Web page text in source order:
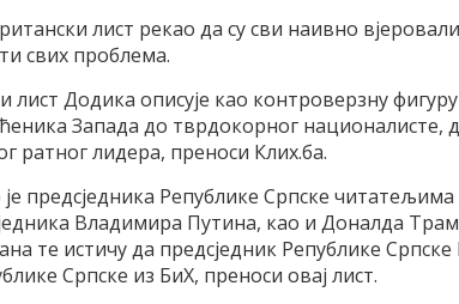
лист рекао да су сви наивно
свих проблема.
лист Додика описује као контроверзну
Запада до тврдокорног националисте,
ратног лидера, преноси Клиx.ба.
је предсједника Републике Српске
Владимира Путина, као и Доналда
те истичу да предсједник Републике
Српске из БиХ, преноси овај лист.